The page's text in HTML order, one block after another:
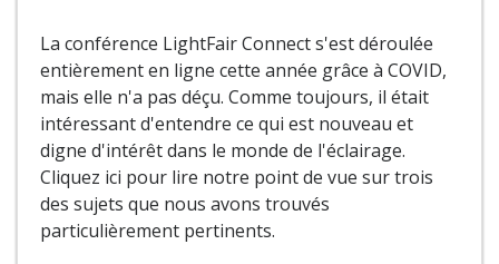
La conférence LightFair Connect s'est déroulée
entièrement en ligne cette année grâce à COVID,
mais elle n'a pas déçu. Comme toujours, il était
intéressant d'entendre ce qui est nouveau et
digne d'intérêt dans le monde de l'éclairage.
Cliquez ici pour lire notre point de vue sur trois
des sujets que nous avons trouvés
particulièrement pertinents.